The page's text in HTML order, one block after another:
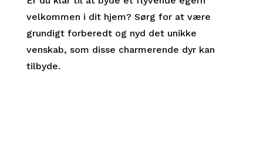
velkommen i dit hjem? Sørg for at være
grundigt forberedt og nyd det unikke
venskab, som disse charmerende dyr kan
tilbyde.